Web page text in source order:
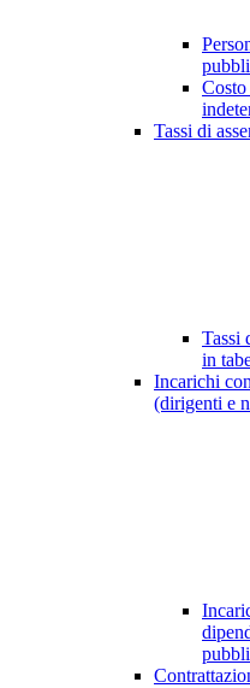
Costo
Tassi di
Tassi
in
Incarichi
(dirigenti e